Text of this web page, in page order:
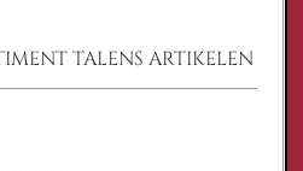
TALENS ARTIKELEN